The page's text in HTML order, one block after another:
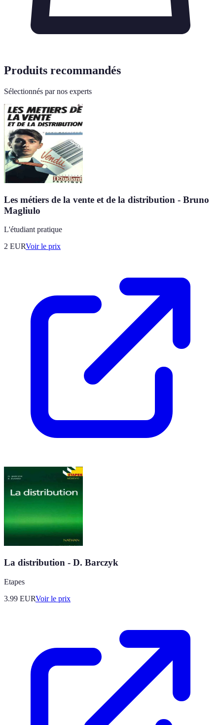
Produits recommandés
Sélectionnés par nos experts
Les métiers de la vente et de la distribution - Bruno
Magliulo
L'étudiant pratique
2 EURVoir le prix
La distribution - D. Barczyk
Etapes
3.99 EURVoir le prix